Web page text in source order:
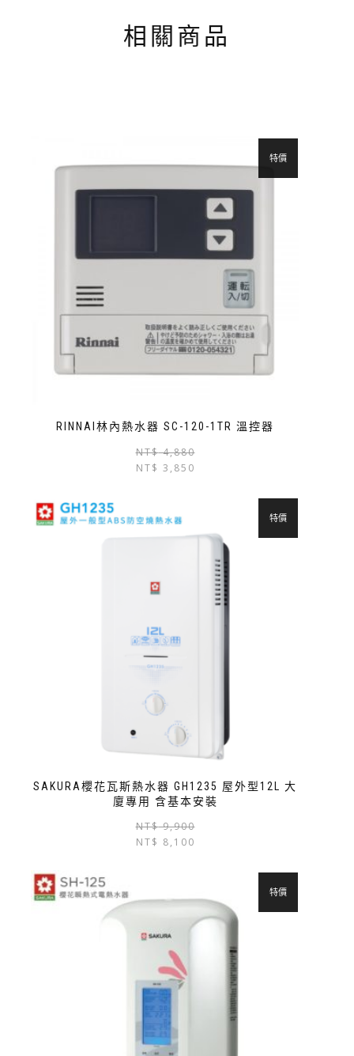
相關商品
RINNAI林內熱水器 SC-120-1TR 溫控器
特價
NT$4,880
NT$ 3,850
SAKURA櫻花瓦斯熱水器 GH1235 屋外型12L 大
廈專用 含基本安裝
特價
NT$9,900
NT$ 8,100
特價